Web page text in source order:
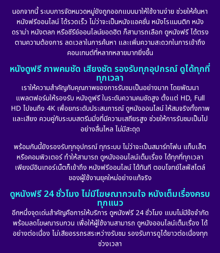
Drama ดราม่า (898)
Dystopian (17)
Emotional (101)
Epic มหากาพย์ (17)
Erotic (10)
Fantasy จินตนาการ (265)
Film
Gothic (6)
นอกจากนี้ ระบบการจัดหมวดหมู่ยังถูกออกแบบมาให้ใช้งานง่าย ช่วยให้ค้นหา
หนังฟรีออนไลน์ ได้รวดเร็ว ไม่ว่าจะเป็นหนังแอคชั่น หนังโรแมนติก หนัง
ดราม่า หนังตลก หรือซีรีย์ออนไลน์ยอดฮิต ก็สามารถเลือก ดูหนังฟรี ได้ตรง
ตามความต้องการ ลดเวลาในการค้นหา และเพิ่มความสะดวกในการเข้าถึง
คอนเทนต์ที่หลากหลายมากยิ่งขึ้น
หนังดูฟรี ภาพคมชัด เสียงชัด รองรับทุกอุปกรณ์ ดูได้ทุกที่
ทุกเวลา
เราให้ความสำคัญกับคุณภาพของการรับชมเป็นอย่างมาก โดยพัฒนา
แพลตฟอร์มให้รองรับ หนังดูฟรี ในระดับความคมชัดสูง ตั้งแต่ HD, Full
HD ไปจนถึง 4K เพื่อยกระดับประสบการณ์ ดูหนังออนไลน์ ให้สมจริงทั้งภาพ
และเสียง ควบคู่กับระบบสตรีมมิ่งที่มีความเสถียรสูง ช่วยให้การรับชมเป็นไป
อย่างลื่นไหล ไม่มีสะดุด
พร้อมกันนี้ยังรองรับทุกอุปกรณ์ ทุกระบบ ไม่ว่าจะเป็นสมาร์ทโฟน แท็บเล็ต
หรือคอมพิวเตอร์ ทำให้สามารถ ดูหนังออนไลน์เต็มเรื่อง ได้ทุกที่ทุกเวลา
เพียงมีอินเทอร์เน็ตก็เข้าถึง หนังฟรีออนไลน์ ได้ทันที ตอบโจทย์ไลฟ์สไตล์
ของผู้ใช้งานยุคใหม่อย่างแท้จริง
ดูหนังฟรี 24 ชั่วโมง ไม่มีโฆษณากวนใจ หนังเต็มเรื่องครบ
ทุกแนว
อีกหนึ่งจุดเด่นสำคัญคือการให้บริการ ดูหนังฟรี 24 ชั่วโมง แบบไม่มีข้อจำกัด
พร้อมลดโฆษณารบกวน เพื่อให้ผู้ใช้งานสามารถ ดูหนังออนไลน์เต็มเรื่อง ได้
อย่างต่อเนื่อง ไม่เสียอรรถรสระหว่างรับชม รองรับการดูได้ยาวต่อเนื่องทุก
ช่วงเวลา